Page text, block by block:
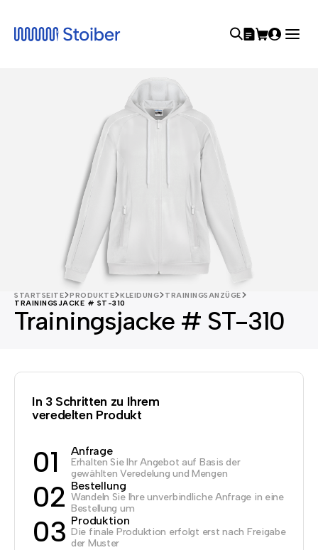
STARTSEITE PRODUKTE KLEIDUNG
TRAININGSANZÜGE
TRAININGSJACKE # ST-310
Trainingsjacke # ST-310
In 3 Schritten zu Ihrem
veredelten Produkt
01 Anfrage
Erhalten Sie Ihr Angebot auf Basis der
gewählten Veredelung und Mengen
02 Bestellung
Wandeln Sie Ihre unverbindliche Anfrage in eine
Bestellung um
03 Produktion
Die finale Produktion erfolgt erst nach Freigabe
der Muster